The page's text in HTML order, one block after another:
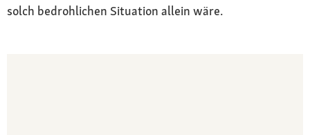
solch bedrohlichen Situation allein wäre.